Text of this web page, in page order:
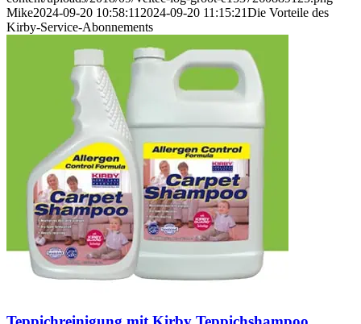
Mike2024-09-20 10:58:11 2024-09-20 11:15:21Die Vorteile des
Kirby-Service-Abonnements